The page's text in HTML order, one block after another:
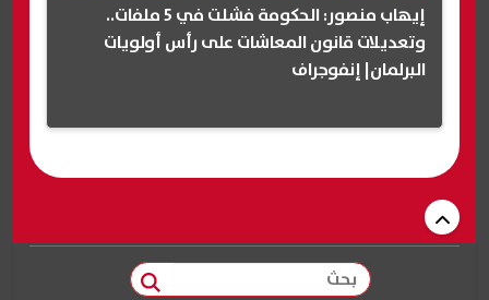
إيهاب منصور: الحكومة فشلت في 5 ملفات..
وتعديلات قانون المعاشات على رأس أولويات
البرلمان| إنفوجراف
بحث